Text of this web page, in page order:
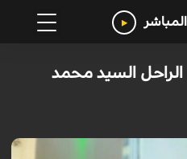
الراحل السيد محمد